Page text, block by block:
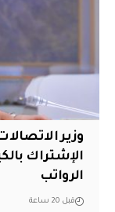
الإشتراك
الرواتب
قبل 20 ساعة